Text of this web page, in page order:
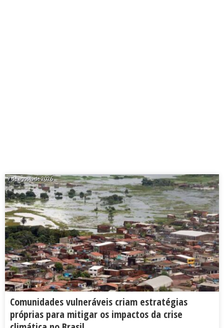
7 de agosto de 2026
Comunidades vulneráveis criam estratégias
próprias para mitigar os impactos da crise